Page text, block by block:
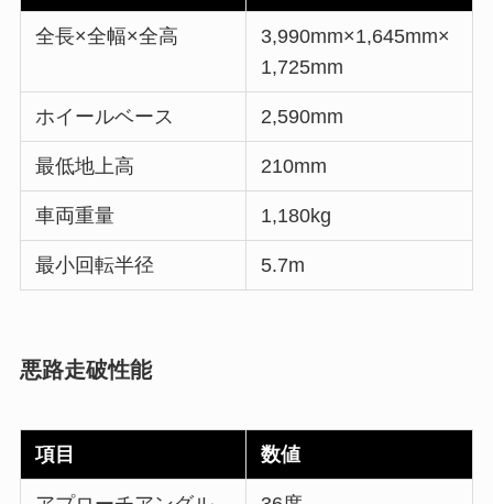
全長×全幅×全高
3,990mm×1,645mm×
1,725mm
ホイールベース 2,590mm
最低地上高 210mm
車両重量 1,180kg
最小回転半径 5.7m
悪路走破性能
項目 数値